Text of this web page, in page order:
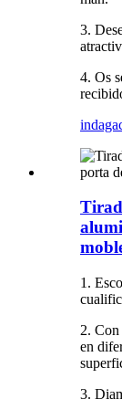
3.
4. Os
1.
2. Con
en
3.